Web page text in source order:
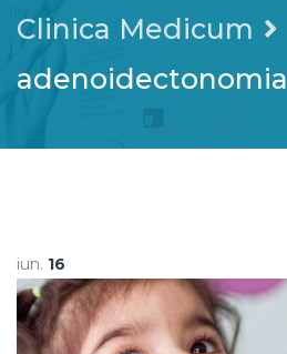
Clinica Medicum
adenoidectonomia
iun. 16